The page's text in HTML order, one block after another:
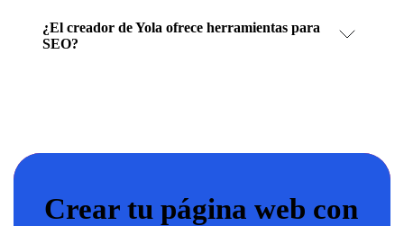
¿El creador de Yola ofrece herramientas para
SEO?
Crear tu página web con